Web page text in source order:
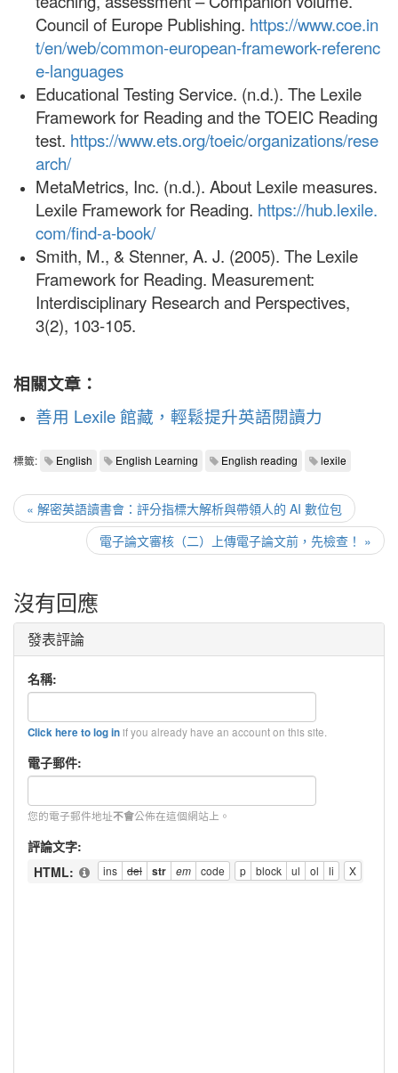
Council of Europe Publishing. https://www.coe.in
t/en/web/common-european-framework-referenc
e-languages
Educational Testing Service. (n.d.). The Lexile
Framework for Reading and the TOEIC Reading
test. https://www.ets.org/toeic/organizations/rese
arch/
MetaMetrics, Inc. (n.d.). About Lexile measures.
Lexile Framework for Reading. https://hub.lexile.
com/find-a-book/
Smith, M., & Stenner, A. J. (2005). The Lexile
Framework for Reading. Measurement:
Interdisciplinary Research and Perspectives,
3(2), 103-105.
相關文章：
善用 Lexile 館藏，輕鬆提升英語閱讀力
標籤: English English Learning English reading lexile
« 解密英語讀書會：評分指標大解析與帶領人的 AI 數位包
電子論文審核（二）上傳電子論文前，先檢查！ »
沒有回應
發表評論
名稱:
Click here to log inif you already have an account on this site.
電子郵件:
您的電子郵件地址不會公佈在這個網站上。
評論文字:
HTML: